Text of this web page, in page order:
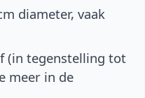
diameter, vaak
(in tegenstelling tot
meer in de